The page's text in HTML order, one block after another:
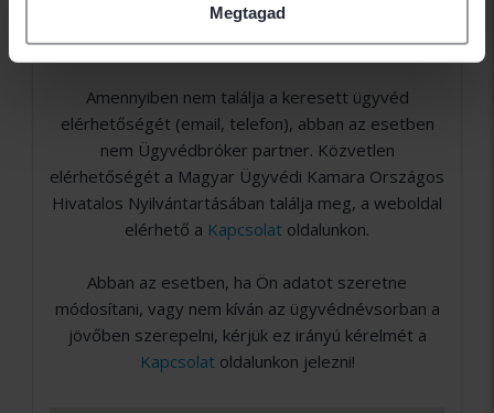
Megtagad
Amennyiben nem találja a keresett ügyvéd
elérhetőségét (email, telefon), abban az esetben
nem Ügyvédbróker partner. Közvetlen
elérhetőségét a Magyar Ügyvédi Kamara Országos
Hivatalos Nyilvántartásában találja meg, a weboldal
elérhető a Kapcsolat oldalunkon.
Abban az esetben, ha Ön adatot szeretne
módosítani, vagy nem kíván az ügyvédnévsorban a
jövőben szerepelni, kérjük ez irányú kérelmét a
Kapcsolatoldalunkon jelezni!